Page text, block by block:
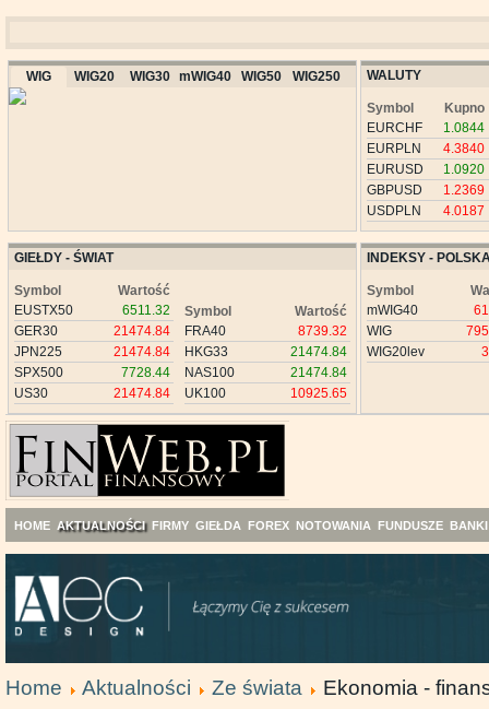
WIG WIG20 WIG30 mWIG40 WIG50 WIG250 WALUTY
Symbol
Kupno
EURCHF
1.0844
EURPLN
4.3840
EURUSD
1.0920
GBPUSD
1.2369
USDPLN
4.0187
GIEŁDY - ŚWIAT
Symbol
Wartość
EUSTX50
6511.32
GER30
21474.84
JPN225
21474.84
SPX500
7728.44
US30
21474.84
Symbol
Wartość
FRA40
8739.32
HKG33
21474.84
NAS100
21474.84
UK100
10925.65
INDEKSY -
Symbol
mWIG40
WIG
WIG20lev
HOME AKTUALNOŚCI FIRMY GIEŁDA FOREX NOTOWANIA FUNDUSZE BANKI
Home Aktualności Ze świata Ekonomia -